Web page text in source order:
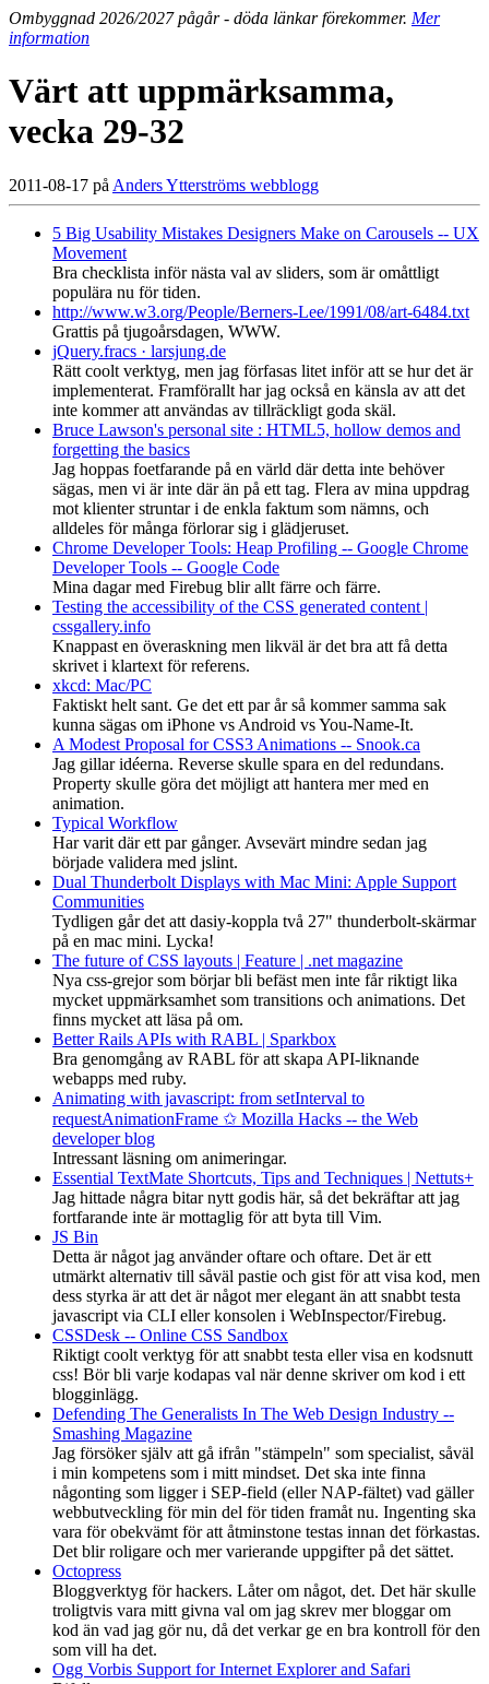
Ombyggnad 2026/2027 pågår - döda länkar förekommer. Mer
information
Värt att uppmärksamma,
vecka 29-32
2011-08-17 på Anders Ytterströms webblogg
5 Big Usability Mistakes Designers Make on Carousels -- UX
Movement
Bra checklista inför nästa val av sliders, som är omåttligt
populära nu för tiden.
http://www.w3.org/People/Berners-Lee/1991/08/art-6484.txt
Grattis på tjugoårsdagen, WWW.
jQuery.fracs · larsjung.de
Rätt coolt verktyg, men jag förfasas litet inför att se hur det är
implementerat. Framförallt har jag också en känsla av att det
inte kommer att användas av tillräckligt goda skäl.
Bruce Lawson's personal site : HTML5, hollow demos and
forgetting the basics
Jag hoppas foetfarande på en värld där detta inte behöver
sägas, men vi är inte där än på ett tag. Flera av mina uppdrag
mot klienter struntar i de enkla faktum som nämns, och
alldeles för många förlorar sig i glädjeruset.
Chrome Developer Tools: Heap Profiling -- Google Chrome
Developer Tools -- Google Code
Mina dagar med Firebug blir allt färre och färre.
Testing the accessibility of the CSS generated content |
cssgallery.info
Knappast en överaskning men likväl är det bra att få detta
skrivet i klartext för referens.
xkcd: Mac/PC
Faktiskt helt sant. Ge det ett par år så kommer samma sak
kunna sägas om iPhone vs Android vs You-Name-It.
A Modest Proposal for CSS3 Animations -- Snook.ca
Jag gillar idéerna. Reverse skulle spara en del redundans.
Property skulle göra det möjligt att hantera mer med en
animation.
Typical Workflow
Har varit där ett par gånger. Avsevärt mindre sedan jag
började validera med jslint.
Dual Thunderbolt Displays with Mac Mini: Apple Support
Communities
Tydligen går det att dasiy-koppla två 27" thunderbolt-skärmar
på en mac mini. Lycka!
The future of CSS layouts | Feature | .net magazine
Nya css-grejor som börjar bli befäst men inte får riktigt lika
mycket uppmärksamhet som transitions och animations. Det
finns mycket att läsa på om.
Better Rails APIs with RABL | Sparkbox
Bra genomgång av RABL för att skapa API-liknande
webapps med ruby.
Animating with javascript: from setInterval to
requestAnimationFrame ✩ Mozilla Hacks -- the Web
developer blog
Intressant läsning om animeringar.
Essential TextMate Shortcuts, Tips and Techniques | Nettuts+
Jag hittade några bitar nytt godis här, så det bekräftar att jag
fortfarande inte är mottaglig för att byta till Vim.
JS Bin
Detta är något jag använder oftare och oftare. Det är ett
utmärkt alternativ till såväl pastie och gist för att visa kod, men
dess styrka är att det är något mer elegant än att snabbt testa
javascript via CLI eller konsolen i WebInspector/Firebug.
CSSDesk -- Online CSS Sandbox
Riktigt coolt verktyg för att snabbt testa eller visa en kodsnutt
css! Bör bli varje kodapas val när denne skriver om kod i ett
blogginlägg.
Defending The Generalists In The Web Design Industry --
Smashing Magazine
Jag försöker själv att gå ifrån "stämpeln" som specialist, såväl
i min kompetens som i mitt mindset. Det ska inte finna
någonting som ligger i SEP-field (eller NAP-fältet) vad gäller
webbutveckling för min del för tiden framåt nu. Ingenting ska
vara för obekvämt för att åtminstone testas innan det förkastas.
Det blir roligare och mer varierande uppgifter på det sättet.
Octopress
Bloggverktyg för hackers. Låter om något, det. Det här skulle
troligtvis vara mitt givna val om jag skrev mer bloggar om
kod än vad jag gör nu, då det verkar ge en bra kontroll för den
som vill ha det.
Ogg Vorbis Support for Internet Explorer and Safari